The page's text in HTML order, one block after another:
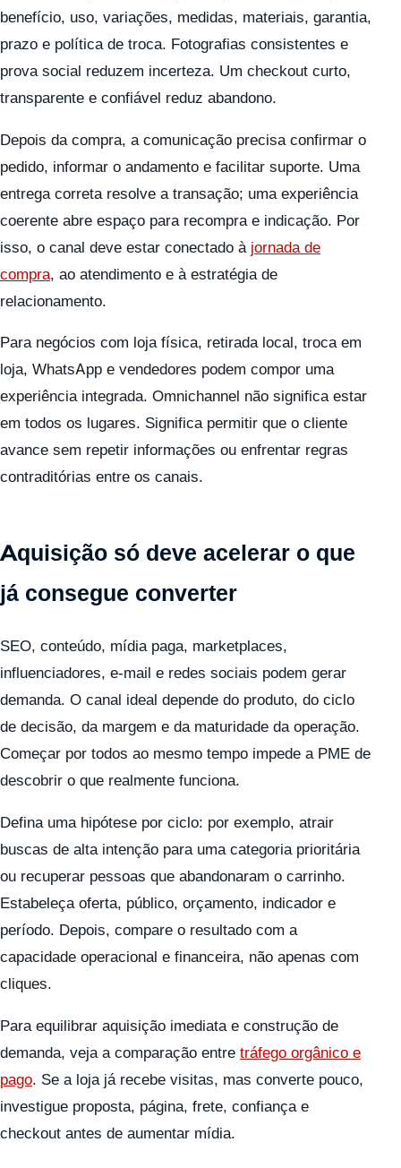
benefício, uso, variações, medidas, materiais, garantia,
prazo e política de troca. Fotografias consistentes e
prova social reduzem incerteza. Um checkout curto,
transparente e confiável reduz abandono.
Depois da compra, a comunicação precisa confirmar o
pedido, informar o andamento e facilitar suporte. Uma
entrega correta resolve a transação; uma experiência
coerente abre espaço para recompra e indicação. Por
isso, o canal deve estar conectado à jornada de
compra, ao atendimento e à estratégia de
relacionamento.
Para negócios com loja física, retirada local, troca em
loja, WhatsApp e vendedores podem compor uma
experiência integrada. Omnichannel não significa estar
em todos os lugares. Significa permitir que o cliente
avance sem repetir informações ou enfrentar regras
contraditórias entre os canais.
Aquisição só deve acelerar o que
já consegue converter
SEO, conteúdo, mídia paga, marketplaces,
influenciadores, e-mail e redes sociais podem gerar
demanda. O canal ideal depende do produto, do ciclo
de decisão, da margem e da maturidade da operação.
Começar por todos ao mesmo tempo impede a PME de
descobrir o que realmente funciona.
Defina uma hipótese por ciclo: por exemplo, atrair
buscas de alta intenção para uma categoria prioritária
ou recuperar pessoas que abandonaram o carrinho.
Estabeleça oferta, público, orçamento, indicador e
período. Depois, compare o resultado com a
capacidade operacional e financeira, não apenas com
cliques.
Para equilibrar aquisição imediata e construção de
demanda, veja a comparação entre tráfego orgânico e
pago. Se a loja já recebe visitas, mas converte pouco,
investigue proposta, página, frete, confiança e
checkout antes de aumentar mídia.